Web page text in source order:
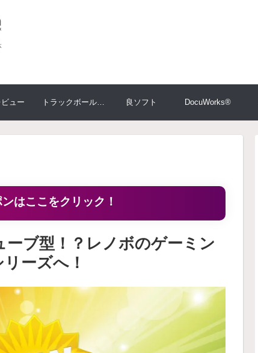
ビュー トラックボール大比較 良ソフト DocuWorks®
はここをクリック！
ブ型！？レノボのゲーミン
ーズへ！